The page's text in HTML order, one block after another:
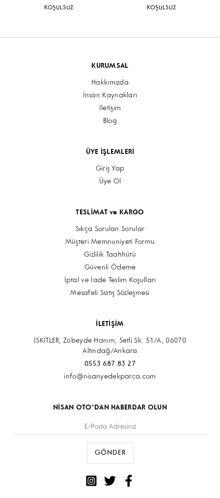
KOŞULSUZ KOŞULSUZ
KURUMSAL
Hakkımızda
İnsan Kaynakları
İletişim
Blog
ÜYE İŞLEMLERİ
Giriş Yap
Üye Ol
TESLİMAT ve KARGO
Sıkça Sorulan Sorular
Müşteri Memnuniyeti Formu
Gizlilik Taahhütü
Güvenli Ödeme
İptal ve İade Teslim Koşulları
Mesafeli Satış Sözleşmesi
İLETİŞİM
İSKİTLER, Zübeyde Hanım, Setli Sk. 51/A, 06070
Altındağ/Ankara
0553 687 83 27
info@nisanyedekparca.com
NİSAN OTO'DAN HABERDAR OLUN